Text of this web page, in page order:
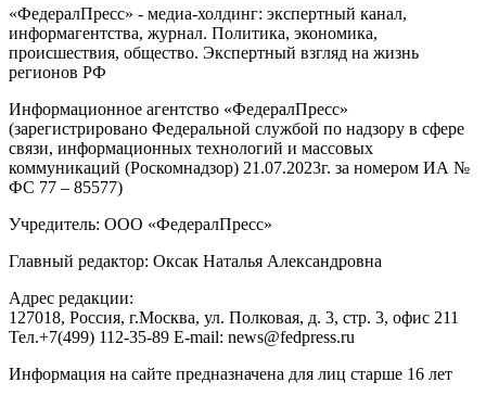
«ФедералПресс» - медиа-холдинг: экспертный канал,
информагентства, журнал. Политика, экономика,
происшествия, общество. Экспертный взгляд на жизнь
регионов РФ
Информационное агентство «ФедералПресс»
(зарегистрировано Федеральной службой по надзору в сфере
связи, информационных технологий и массовых
коммуникаций (Роскомнадзор) 21.07.2023г. за номером ИА №
ФС 77 – 85577)
Учредитель: ООО «ФедералПресс»
Главный редактор: Оксак Наталья Александровна
Адрес редакции:
127018, Россия, г.Москва, ул. Полковая, д. 3, стр. 3, офис 211
Тел.+7(499) 112-35-89 E-mail: news@fedpress.ru
Информация на сайте предназначена для лиц старше 16 лет